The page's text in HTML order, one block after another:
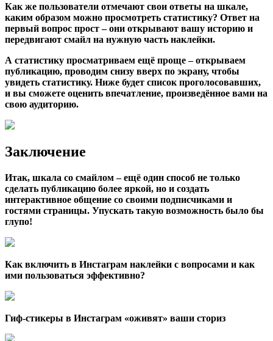
Как же пользователи отмечают свои ответы на шкале,
каким образом можно просмотреть статистику? Ответ на
первый вопрос прост – они открывают вашу историю и
передвигают смайл на нужную часть наклейки.
А статистику просматриваем ещё проще – открываем
публикацию, проводим снизу вверх по экрану, чтобы
увидеть статистику. Ниже будет список проголосовавших,
и вы сможете оценить впечатление, произведённое вами на
свою аудиторию.
Заключение
Итак, шкала со смайлом – ещё один способ не только
сделать публикацию более яркой, но и создать
интерактивное общение со своими подписчиками и
гостями страницы. Упускать такую возможность было бы
глупо!
Как включить в Инстаграм наклейки с вопросами и как
ими пользоваться эффективно?
Гиф-стикеры в Инстаграм «оживят» ваши сториз